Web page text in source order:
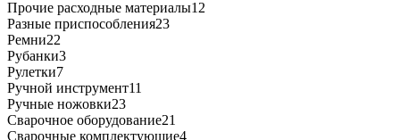
Прочие расходные материалы12
Разные приспособления23
Ремни22
Рубанки3
Рулетки7
Ручной инструмент11
Ручные ножовки23
Сварочное оборудование21
Сварочные комплектующие4